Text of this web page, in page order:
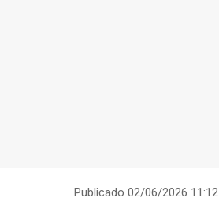
Publicado 02/06/2026 11:12